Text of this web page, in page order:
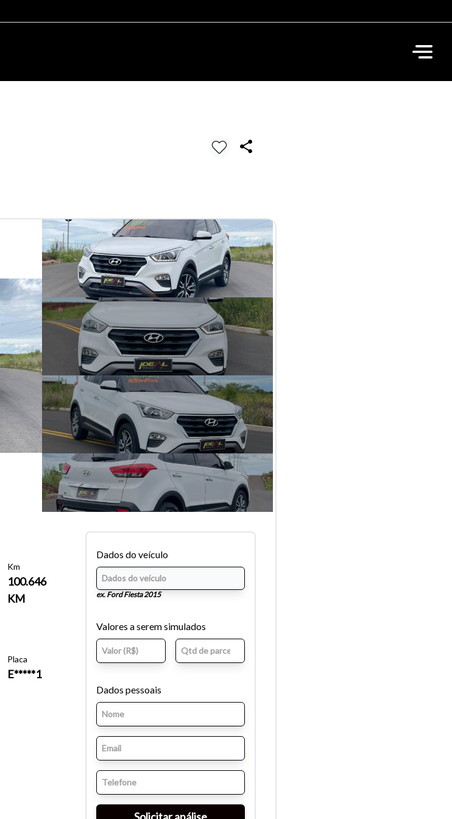
Km
100.646
KM
Placa
E*****1
Dados do veículo
ex. Ford Fiesta 2015
Valores a serem simulados
Dados pessoais